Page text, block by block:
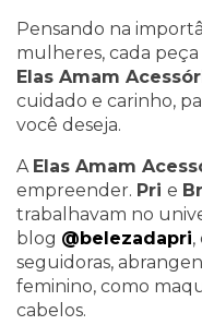
Pensando na
mulheres, cada
Elas Amam
cuidado e carinho,
você deseja.
A Elas Amam
empreender. Pri e
trabalhavam no
blog @belezadapri,
seguidoras,
feminino, como
cabelos.